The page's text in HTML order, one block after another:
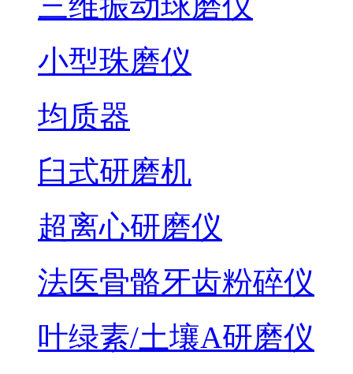
小型珠磨仪
均质器
臼式研磨机
超离心研磨仪
法医骨骼牙齿粉碎仪
叶绿素/土壤A研磨仪